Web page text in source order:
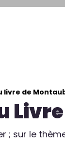
livre de
; sur le